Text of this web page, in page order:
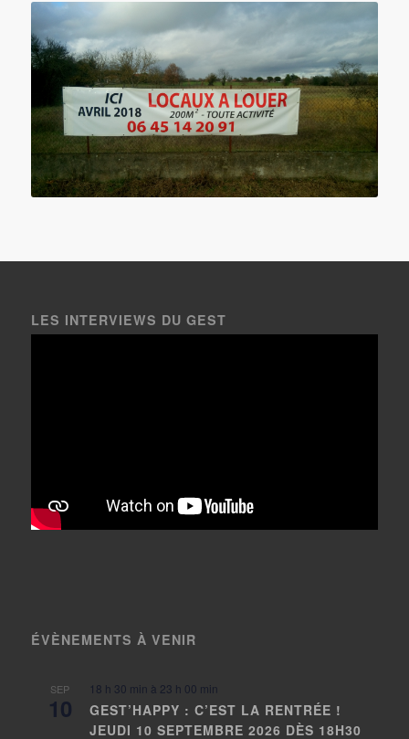
LES INTERVIEWS DU GEST
ÉVÈNEMENTS À VENIR
SEP
10
18 h 30 min à 23 h 00 min
GEST’HAPPY : C’EST LA RENTRÉE !
JEUDI 10 SEPTEMBRE 2026 DÈS 18H30